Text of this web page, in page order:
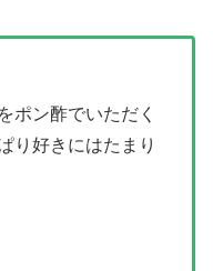
ポン酢でいただく
り好きにはたまり